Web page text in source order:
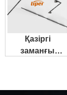
Қазіргі
заманғы